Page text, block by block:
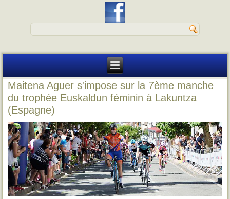
Maitena Aguer s'impose sur la 7ème manche
du trophée Euskaldun féminin à Lakuntza
(Espagne)